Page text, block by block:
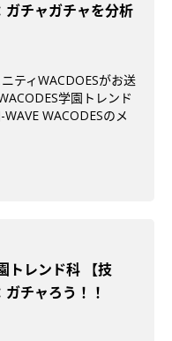
ガチャガチャを分析
ティWACDOESがお送
学園トレンド
WACODESのメ
トレンド科 【技
チャろう！！